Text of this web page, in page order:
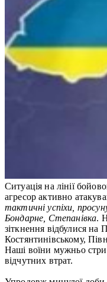
Ситуація на лінії
агресор активно
тактичні успіхи,
Бондарне, Степанівка.
зіткнення відбулися на
Костянтинівському,
Наші воїни мужньо
відчутних втрат.